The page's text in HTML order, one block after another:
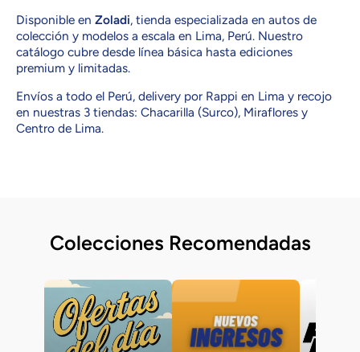
Disponible en Zoladi, tienda especializada en autos de
colección y modelos a escala en Lima, Perú. Nuestro
catálogo cubre desde línea básica hasta ediciones
premium y limitadas.
Envíos a todo el Perú, delivery por Rappi en Lima y recojo
en nuestras 3 tiendas: Chacarilla (Surco), Miraflores y
Centro de Lima.
Colecciones Recomendadas